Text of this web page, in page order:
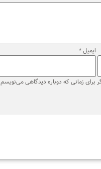
*
زمانی که دوباره دیدگاهی می‌نویسم.